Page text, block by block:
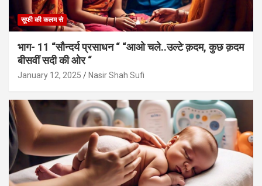
सूफी की कलम से
भाग- 11 “सौन्दर्य प्रसाधन “ “आओ चले..उल्टे क़दम, कुछ क़दम
बीसवीं सदी की ओर “
January 12, 2025 Nasir Shah Sufi